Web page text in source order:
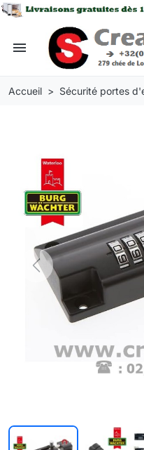
menu
Accueil Sécurité portes
Previous